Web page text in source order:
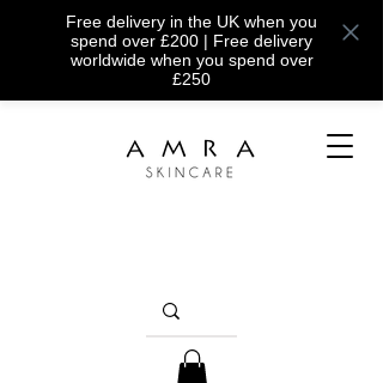
Free delivery in the UK when you
spend over £200 | Free delivery
worldwide when you spend over
£250